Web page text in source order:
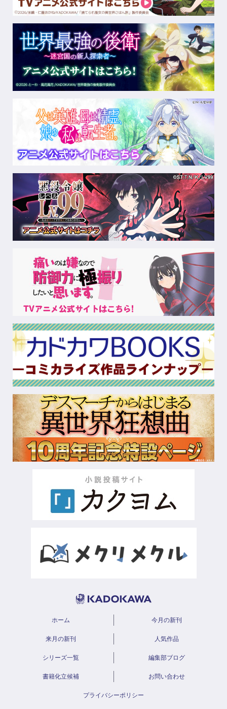
ホーム 今月の新刊
来月の新刊 人気作品
シリーズ一覧 編集部ブログ
書籍化立候補 お問い合わせ
プライバシーポリシー